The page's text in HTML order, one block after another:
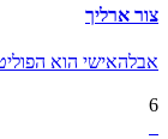
צור ארליך
אבלהאישי הוא
6